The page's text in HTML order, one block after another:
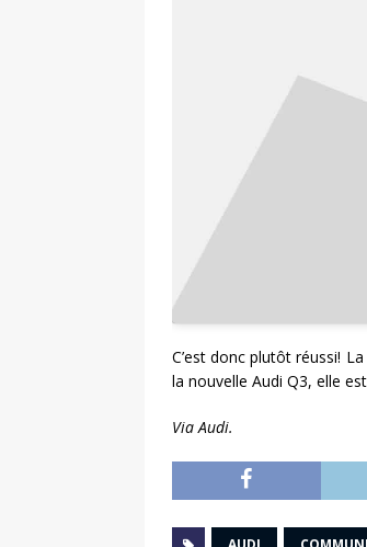
C’est donc plutôt réussi!
la nouvelle Audi Q3, elle
Via Audi.